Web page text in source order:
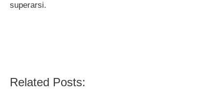
superarsi.
Related Posts: